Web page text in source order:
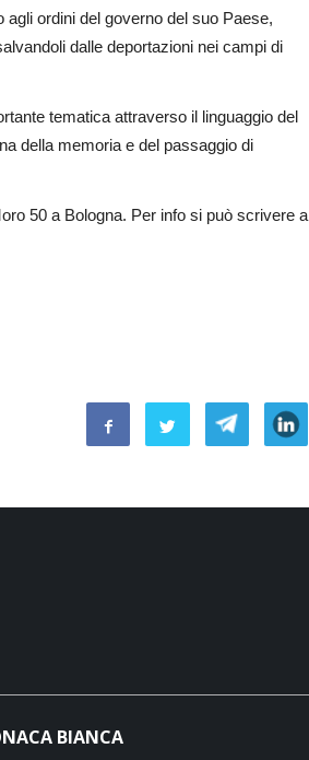
ordini del governo del suo Paese,
dalle deportazioni nei campi di
tematica attraverso il linguaggio del
della memoria e del passaggio di
50 a Bologna. Per info si può scrivere a
BIANCA